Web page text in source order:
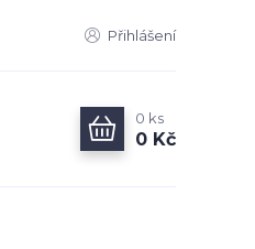
Přihlášení
0 ks
0 Kč